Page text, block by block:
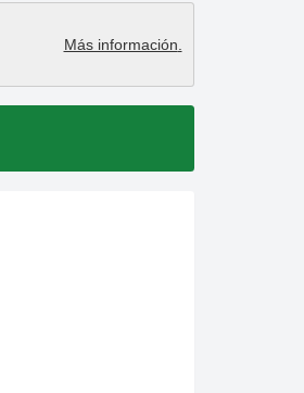
Más información